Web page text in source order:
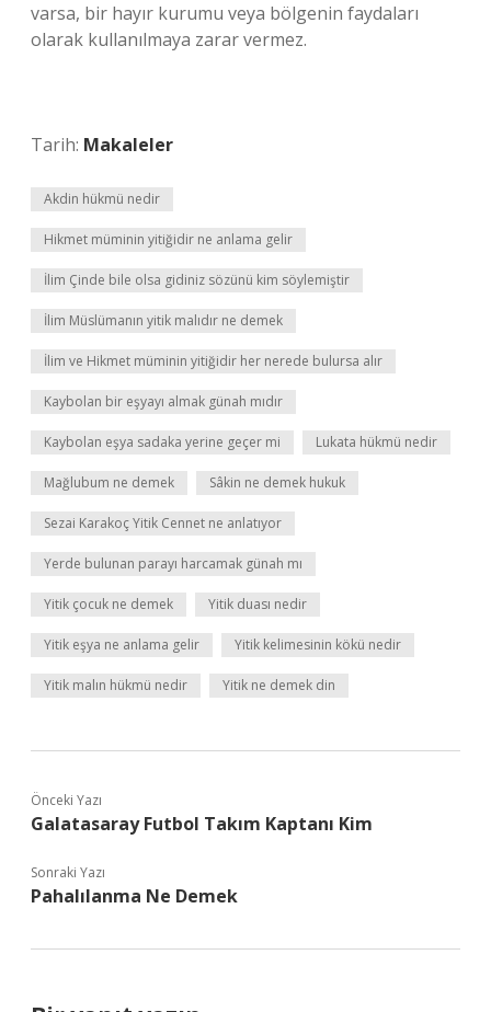
varsa, bir hayır kurumu veya bölgenin faydaları
olarak kullanılmaya zarar vermez.
Tarih: Makaleler
Akdin hükmü nedir
Hikmet müminin yitiğidir ne anlama gelir
İlim Çinde bile olsa gidiniz sözünü kim söylemiştir
İlim Müslümanın yitik malıdır ne demek
İlim ve Hikmet müminin yitiğidir her nerede bulursa alır
Kaybolan bir eşyayı almak günah mıdır
Kaybolan eşya sadaka yerine geçer mi Lukata hükmü nedir
Mağlubum ne demek Sâkin ne demek hukuk
Sezai Karakoç Yitik Cennet ne anlatıyor
Yerde bulunan parayı harcamak günah mı
Yitik çocuk ne demek Yitik duası nedir
Yitik eşya ne anlama gelir Yitik kelimesinin kökü nedir
Yitik malın hükmü nedir Yitik ne demek din
Önceki Yazı
Galatasaray Futbol Takım Kaptanı Kim
Sonraki Yazı
Pahalılanma Ne Demek